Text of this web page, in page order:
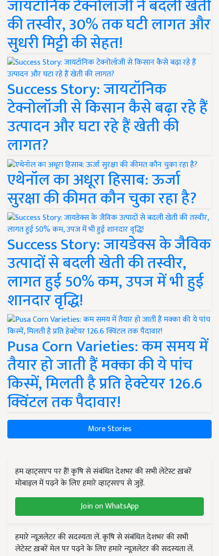
जायटॉनिक टेक्नोलॉजी ने बदली खेती
की तस्वीर, 30% तक घटी लागत और
सुधरी मिट्टी की सेहत!
Success Story: जायटॉनिक
टेक्नोलॉजी से किसान कैसे बढ़ा रहे हैं
उत्पादन और घटा रहे हैं खेती की
लागत?
एथेनॉल का अधूरा हिसाब: ऊर्जा
सुरक्षा की कीमत कौन चुका रहा है?
Success Story: जायडेक्स के जैविक
उत्पादों से बदली खेती की तस्वीर,
लागत हुई 50% कम, उपज में भी हुई
शानदार वृद्धि!
Pusa Corn Varieties: कम समय में
तैयार हो जाती हैं मक्का की ये पांच
किस्में, मिलती है प्रति हेक्टेयर 126.6
क्विंटल तक पैदावार!
More Stories
हम व्हाट्सएप पर हैं! कृषि से संबंधित देशभर की सभी लेटेस्ट ख़बरें
मोबाइल में पढ़ने के लिए हमारे व्हाट्सएप से जुड़ें.
Join on WhatsApp
हमारे न्यूज़लेटर की सदस्यता लें. कृषि से संबंधित देशभर की सभी
लेटेस्ट ख़बरें मेल पर पढ़ने के लिए हमारे न्यूज़लेटर की सदस्यता लें.